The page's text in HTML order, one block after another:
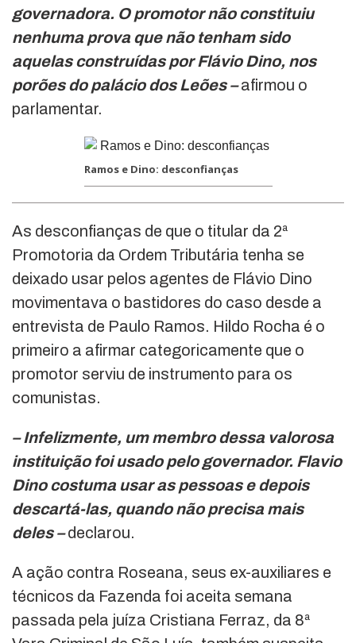
governadora. O promotor não constituiu
nenhuma prova que não tenham sido
aquelas construídas por Flávio Dino, nos
porões do palácio dos Leões – afirmou o
parlamentar.
Ramos e Dino: desconfianças
As desconfianças de que o titular da 2ª
Promotoria da Ordem Tributária tenha se
deixado usar pelos agentes de Flávio Dino
movimentava o bastidores do caso desde a
entrevista de Paulo Ramos. Hildo Rocha é o
primeiro a afirmar categoricamente que o
promotor serviu de instrumento para os
comunistas.
– Infelizmente, um membro dessa valorosa
instituição foi usado pelo governador. Flavio
Dino costuma usar as pessoas e depois
descartá-las, quando não precisa mais
deles – declarou.
A ação contra Roseana, seus ex-auxiliares e
técnicos da Fazenda foi aceita semana
passada pela juíza Cristiana Ferraz, da 8ª